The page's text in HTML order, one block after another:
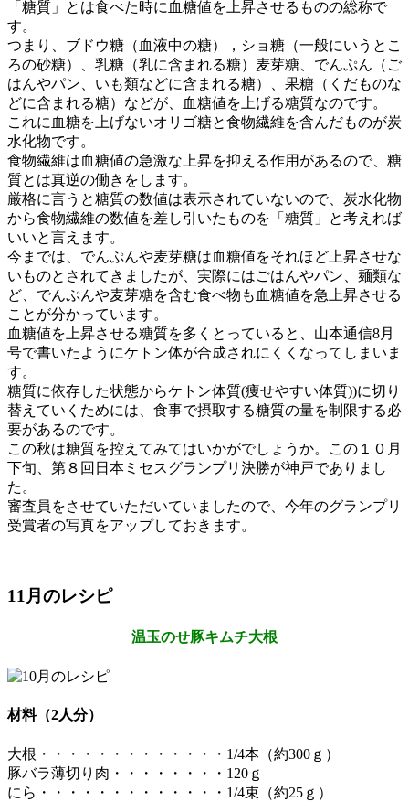
「糖質」とは食べた時に血糖値を上昇させるものの総称で
す。
つまり、ブドウ糖（血液中の糖），ショ糖（一般にいうとこ
ろの砂糖）、乳糖（乳に含まれる糖）麦芽糖、でんぷん（ご
はんやパン、いも類などに含まれる糖）、果糖（くだものな
どに含まれる糖）などが、血糖値を上げる糖質なのです。
これに血糖を上げないオリゴ糖と食物繊維を含んだものが炭
水化物です。
食物繊維は血糖値の急激な上昇を抑える作用があるので、糖
質とは真逆の働きをします。
厳格に言うと糖質の数値は表示されていないので、炭水化物
から食物繊維の数値を差し引いたものを「糖質」と考えれば
いいと言えます。
今までは、でんぷんや麦芽糖は血糖値をそれほど上昇させな
いものとされてきましたが、実際にはごはんやパン、麺類な
ど、でんぷんや麦芽糖を含む食べ物も血糖値を急上昇させる
ことが分かっています。
血糖値を上昇させる糖質を多くとっていると、山本通信8月
号で書いたようにケトン体が合成されにくくなってしまいま
す。
糖質に依存した状態からケトン体質(痩せやすい体質))に切り
替えていくためには、食事で摂取する糖質の量を制限する必
要があるのです。
この秋は糖質を控えてみてはいかがでしょうか。この１０月
下旬、第８回日本ミセスグランプリ決勝が神戸でありまし
た。
審査員をさせていただいていましたので、今年のグランプリ
受賞者の写真をアップしておきます。
11月のレシピ
温玉のせ豚キムチ大根
材料（2人分）
大根・・・・・・・・・・・・・1/4本（約300ｇ）
豚バラ薄切り肉・・・・・・・・120ｇ
にら・・・・・・・・・・・・・1/4束（約25ｇ）